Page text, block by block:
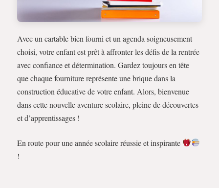
Avec un cartable bien fourni et un agenda soigneusement
choisi, votre enfant est prêt à affronter les défis de la rentrée
avec confiance et détermination. Gardez toujours en tête
que chaque fourniture représente une brique dans la
construction éducative de votre enfant. Alors, bienvenue
dans cette nouvelle aventure scolaire, pleine de découvertes
et d’apprentissages !
En route pour une année scolaire réussie et inspirante
!